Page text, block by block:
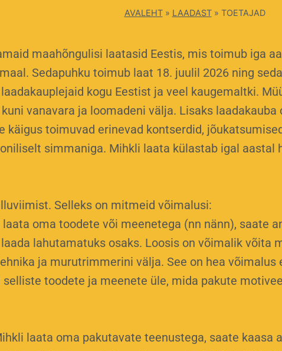
AVALEHT» LAADAST» TOETAJAD
maahõngulisi laatasid Eestis, mis toimub iga
Sedapuhku toimub laat 18. juulil 2026 ning
kogu Eestist ja veel kaugemaltki.
vanavara ja loomadeni välja. Lisaks
käigus toimuvad erinevad kontserdid,
simmaniga. Mihkli laata külastab igal aastal
Selleks on mitmeid võimalusi:
oma toodete või meenetega (nn nänn), saate
lahutamatuks osaks. Loosis on võimalik võita
ja murutrimmerini välja. See on hea võimalus
toodete ja meenete üle, mida pakute
laata oma pakutavate teenustega, saate kaasa